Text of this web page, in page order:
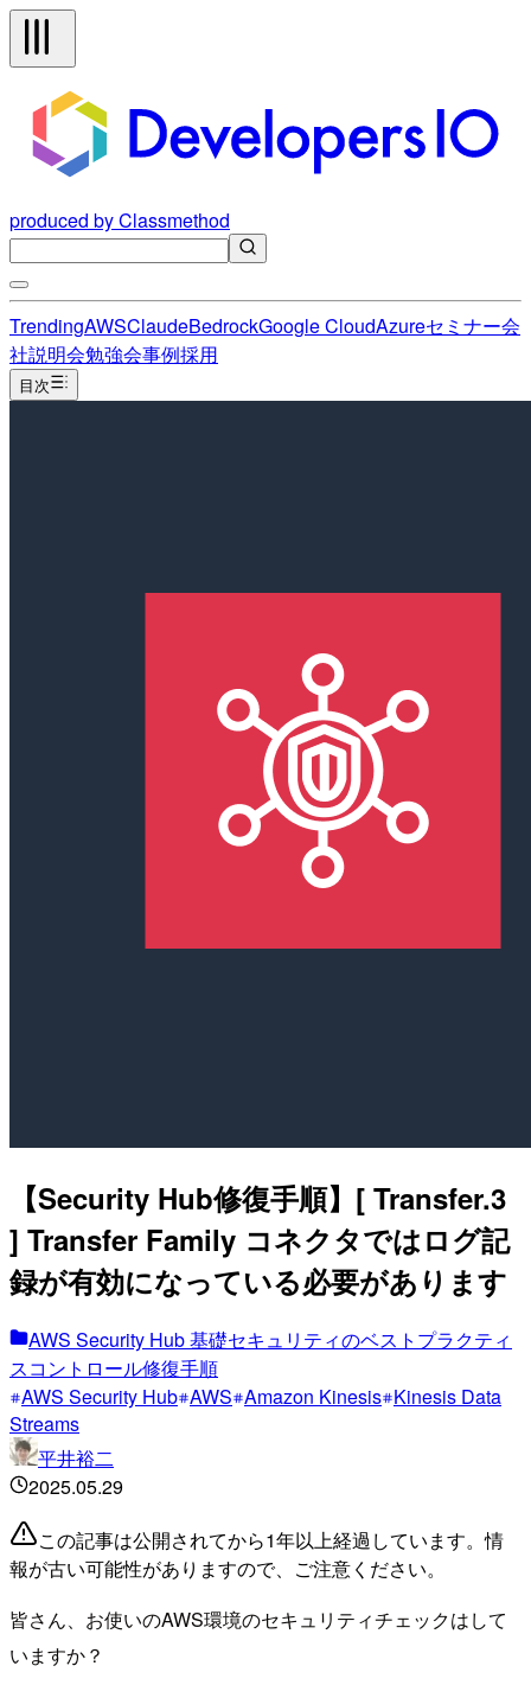
produced by Classmethod
TrendingAWSClaudeBedrockGoogle CloudAzureセミナー会
社説明会勉強会事例採用
目次
【Security Hub修復手順】[ Transfer.3
] Transfer Family コネクタではログ記
録が有効になっている必要があります
AWS Security Hub 基礎セキュリティのベストプラクティ
スコントロール修復手順
AWS Security Hub AWS Amazon Kinesis Kinesis Data
Streams
平井裕二
2025.05.29
この記事は公開されてから1年以上経過しています。情
報が古い可能性がありますので、ご注意ください。
皆さん、お使いのAWS環境のセキュリティチェックはして
いますか？